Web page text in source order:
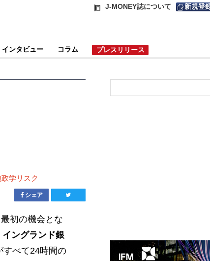
J-MONEY誌について 新規登
インタビュー コラム プレスリリース
学リスク
シェア
初の機会とな
ングランド銀
すべて24時間の